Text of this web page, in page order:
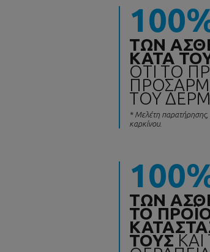
ΤΩΝ
ΚΑΤΑ
ΟΤΙ ΤΟ
ΤΟΥ
* Μελέτη παρατήρησης,
καρκίνου.
ΤΩΝ
ΤΟ
ΤΟΥΣ